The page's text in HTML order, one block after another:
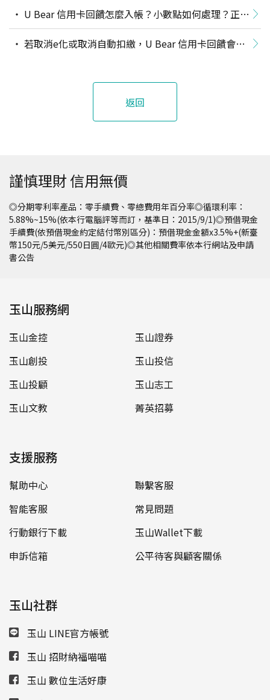
般或網路消費回饋？
卡怎麼算？
返回
謹慎理財 信用無價
◎分期零利率產品：零手續費、零總費用年百分率◎循環利率：
5.88%~15%(依本行電腦評等而訂，基準日：2015/9/1)◎預借現金
手續費(依預借現金約定結付幣別區分)：預借現金金額x3.5%+(新臺
幣150元/5美元/550日圓/4歐元)◎其他相關費率依本行網站及申請
書公告
玉山服務網
玉山金控
玉山證券
玉山創投
玉山投信
玉山投顧
玉山志工
玉山文教
菁英招募
支援服務
幫助中心
聯繫客服
智能客服
常見問題
行動銀行下載
玉山Wallet下載
申訴信箱
公平待客與顧客關係
玉山社群
玉山 LINE官方帳號
玉山 招財納福喵喵
玉山 數位生活好康